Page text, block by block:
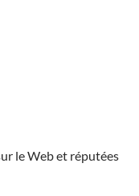
le Web et réputées